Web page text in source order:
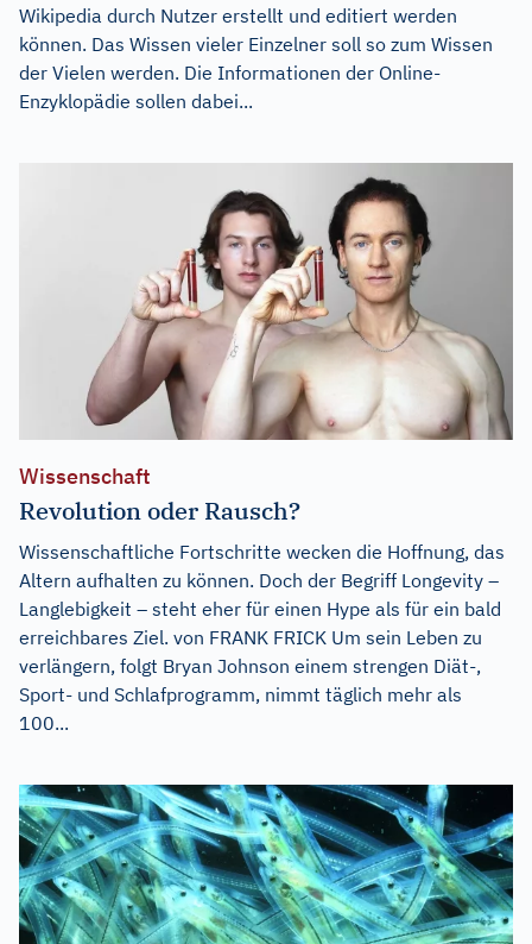
Wikipedia durch Nutzer erstellt und editiert werden
können. Das Wissen vieler Einzelner soll so zum Wissen
der Vielen werden. Die Informationen der Online-
Enzyklopädie sollen dabei...
Wissenschaft
Revolution oder Rausch?
Wissenschaftliche Fortschritte wecken die Hoffnung, das
Altern aufhalten zu können. Doch der Begriff Longevity –
Langlebigkeit – steht eher für einen Hype als für ein bald
erreichbares Ziel. von FRANK FRICK Um sein Leben zu
verlängern, folgt Bryan Johnson einem strengen Diät-,
Sport- und Schlafprogramm, nimmt täglich mehr als
100...